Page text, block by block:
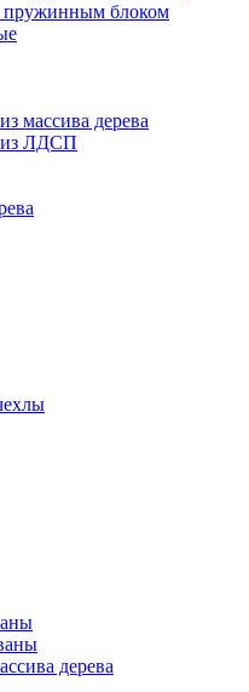
пружинным блоком
массива дерева
из ЛДСП
дерева